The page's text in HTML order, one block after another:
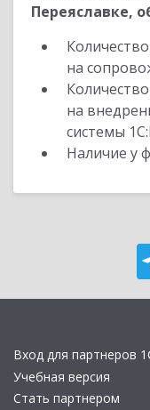
Переяславке,
на
на
системы
Наличие у
Вход для партнеров
Учебная версия
Стать партнером